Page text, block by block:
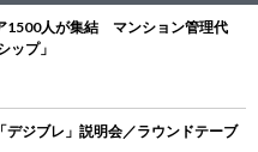
1500人が集結 マンション管理代
ップ」
ジブレ」説明会／ラウンドテーブ